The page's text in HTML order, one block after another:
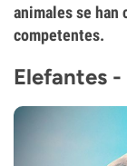
animales se han
competentes.
Elefantes